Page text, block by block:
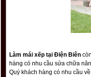
Làm mái xếp tại Điện Biên
hàng có nhu cầu sửa chữa
Quý khách hàng có nhu cầu